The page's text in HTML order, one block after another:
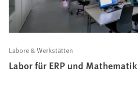
Labore & Werkstätten
Labor für ERP und Mathematik